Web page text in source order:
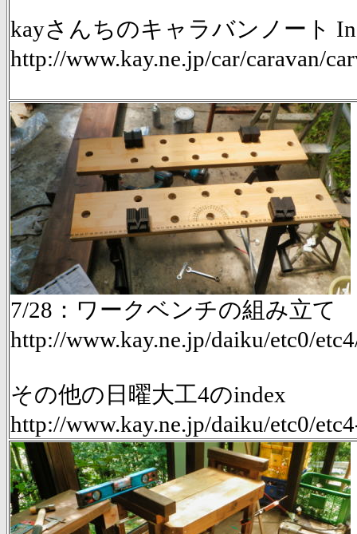
kayさんちのキャラバンノート
http://www.kay.ne.jp/car/caravan/
7/28：ワークベンチの組み立て
http://www.kay.ne.jp/daiku/etc0/
その他の日曜大工4のindex
http://www.kay.ne.jp/daiku/etc0/